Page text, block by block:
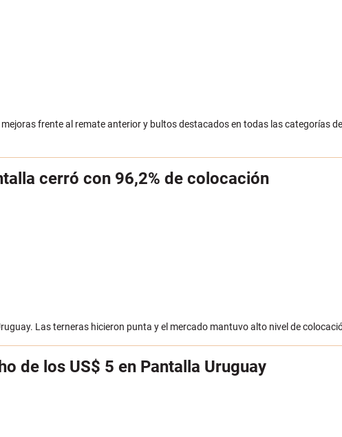
frente al remate anterior y bultos destacados en todas las categorías
cerró con 96,2% de colocación
Las terneras hicieron punta y el mercado mantuvo alto nivel de
de los US$ 5 en Pantalla Uruguay